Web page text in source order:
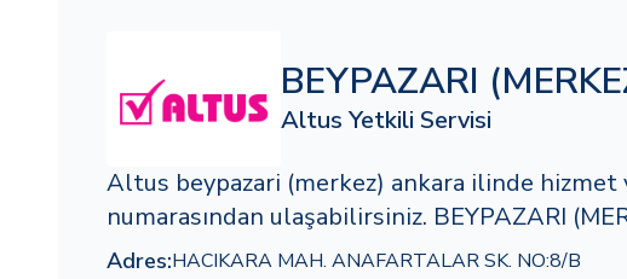
BEYPAZARI
Altus Yetkili Servisi
Altus beypazari (merkez) ankara ilinde hizmet
numarasından ulaşabilirsiniz. BEYPAZARI
Adres:HACIKARA MAH. ANAFARTALAR SK. NO:8/B